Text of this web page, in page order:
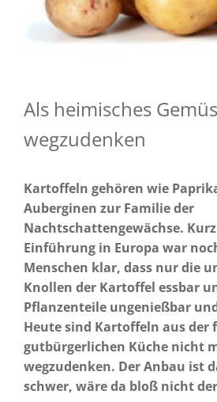
Als heimisches
wegzudenken
Kartoffeln gehören wie
Auberginen zur Familie der
Nachtschattengewächse.
Einführung in Europa war
Menschen klar, dass nur die
Knollen der Kartoffel essbar
Pflanzenteile ungenießbar
Heute sind Kartoffeln aus der
gutbürgerlichen Küche nicht
wegzudenken. Der Anbau ist
schwer, wäre da bloß nicht